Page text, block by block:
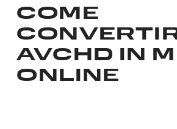
COME
AVCHD IN
ONLINE